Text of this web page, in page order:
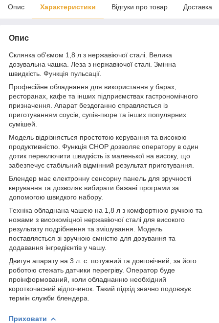
Опис Характеристики Відгуки про товар Доставка
Опис
Склянка об'ємом 1,8 л з нержавіючої сталі. Велика
дозувальна чашка. Леза з нержавіючої сталі. Змінна
швидкість. Функція пульсації.
Професійне обладнання для використання у барах,
ресторанах, кафе та інших підприємствах гастрономічного
призначення. Апарат бездоганно справляється із
приготуванням соусів, супів-пюре та інших популярних
сумішей.
Модель відрізняється простотою керування та високою
продуктивністю. Функція CHOP дозволяє оператору в один
дотик переключити швидкість із маленької на високу, що
забезпечує стабільний відмінний результат приготування.
Блендер має електронну сенсорну панель для зручності
керування та дозволяє вибирати бажані програми за
допомогою швидкого набору.
Техніка обладнана чашею на 1,8 л з комфортною ручкою та
ножами з високоміцної нержавіючої сталі для високого
результату подрібнення та змішування. Модель
поставляється зі зручною ємністю для дозування та
додавання інгредієнтів у чашу.
Двигун апарату на 3 л. с. потужний та довговічний, за його
роботою стежать датчики перегріву. Оператор буде
проінформований, коли обладнанню необхідний
короткочасний відпочинок. Такий підхід значно подовжує
термін служби блендера.
Приховати